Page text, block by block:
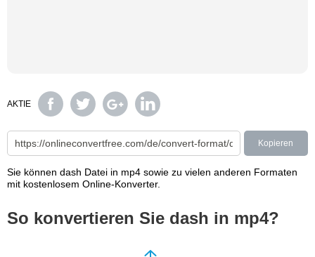
AKTIE
Kopieren
Sie können dash Datei in mp4 sowie zu vielen anderen Formaten
mit kostenlosem Online-Konverter.
So konvertieren Sie dash in mp4?